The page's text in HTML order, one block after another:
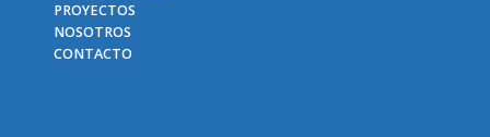
PROYECTOS
NOSOTROS
CONTACTO